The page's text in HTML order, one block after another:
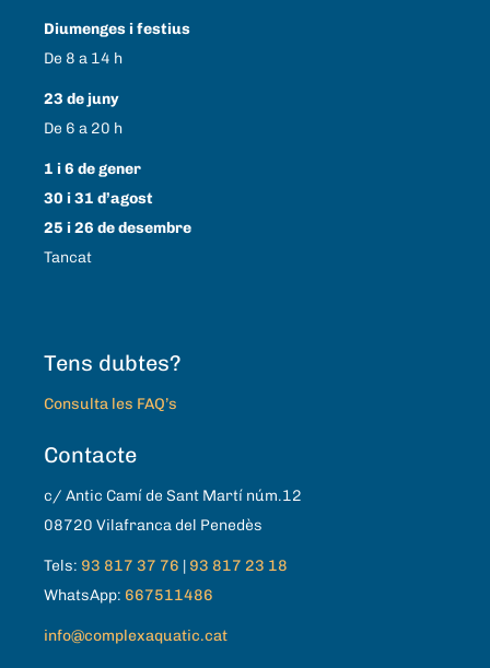
Diumenges i festius
De 8 a 14 h
23 de juny
De 6 a 20 h
1 i 6 de gener
30 i 31 d’agost
25 i 26 de desembre
Tancat
Tens dubtes?
Consulta les FAQ’s
Contacte
c/ Antic Camí de Sant Martí núm.12
08720 Vilafranca del Penedès
Tels: 93 817 37 76 | 93 817 23 18
WhatsApp: 667511486
info@complexaquatic.cat